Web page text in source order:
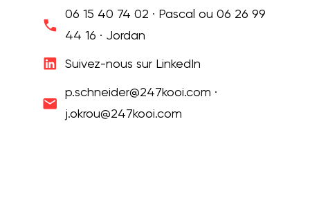
06 15 40 74 02 · Pascal ou 06 26 99
44 16 · Jordan
Suivez-nous sur LinkedIn
p.schneider@247kooi.com ·
j.okrou@247kooi.com